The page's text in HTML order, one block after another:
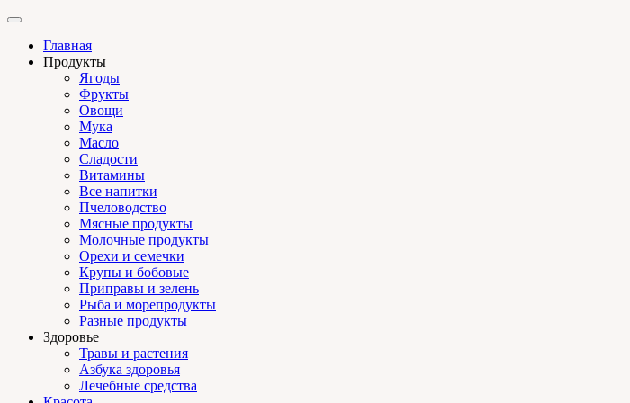
Главная
Продукты
Ягоды
Фрукты
Овощи
Мука
Масло
Сладости
Витамины
Все напитки
Пчеловодство
Мясные продукты
Молочные продукты
Орехи и семечки
Крупы и бобовые
Приправы и зелень
Рыба и морепродукты
Разные продукты
Здоровье
Травы и растения
Азбука здоровья
Лечебные средства